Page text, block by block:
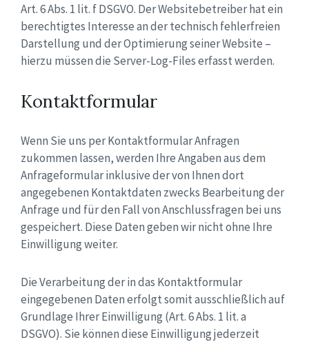
Art. 6 Abs. 1 lit. f DSGVO. Der Websitebetreiber hat ein
berechtigtes Interesse an der technisch fehlerfreien
Darstellung und der Optimierung seiner Website –
hierzu müssen die Server-Log-Files erfasst werden.
Kontaktformular
Wenn Sie uns per Kontaktformular Anfragen
zukommen lassen, werden Ihre Angaben aus dem
Anfrageformular inklusive der von Ihnen dort
angegebenen Kontaktdaten zwecks Bearbeitung der
Anfrage und für den Fall von Anschlussfragen bei uns
gespeichert. Diese Daten geben wir nicht ohne Ihre
Einwilligung weiter.
Die Verarbeitung der in das Kontaktformular
eingegebenen Daten erfolgt somit ausschließlich auf
Grundlage Ihrer Einwilligung (Art. 6 Abs. 1 lit. a
DSGVO). Sie können diese Einwilligung jederzeit